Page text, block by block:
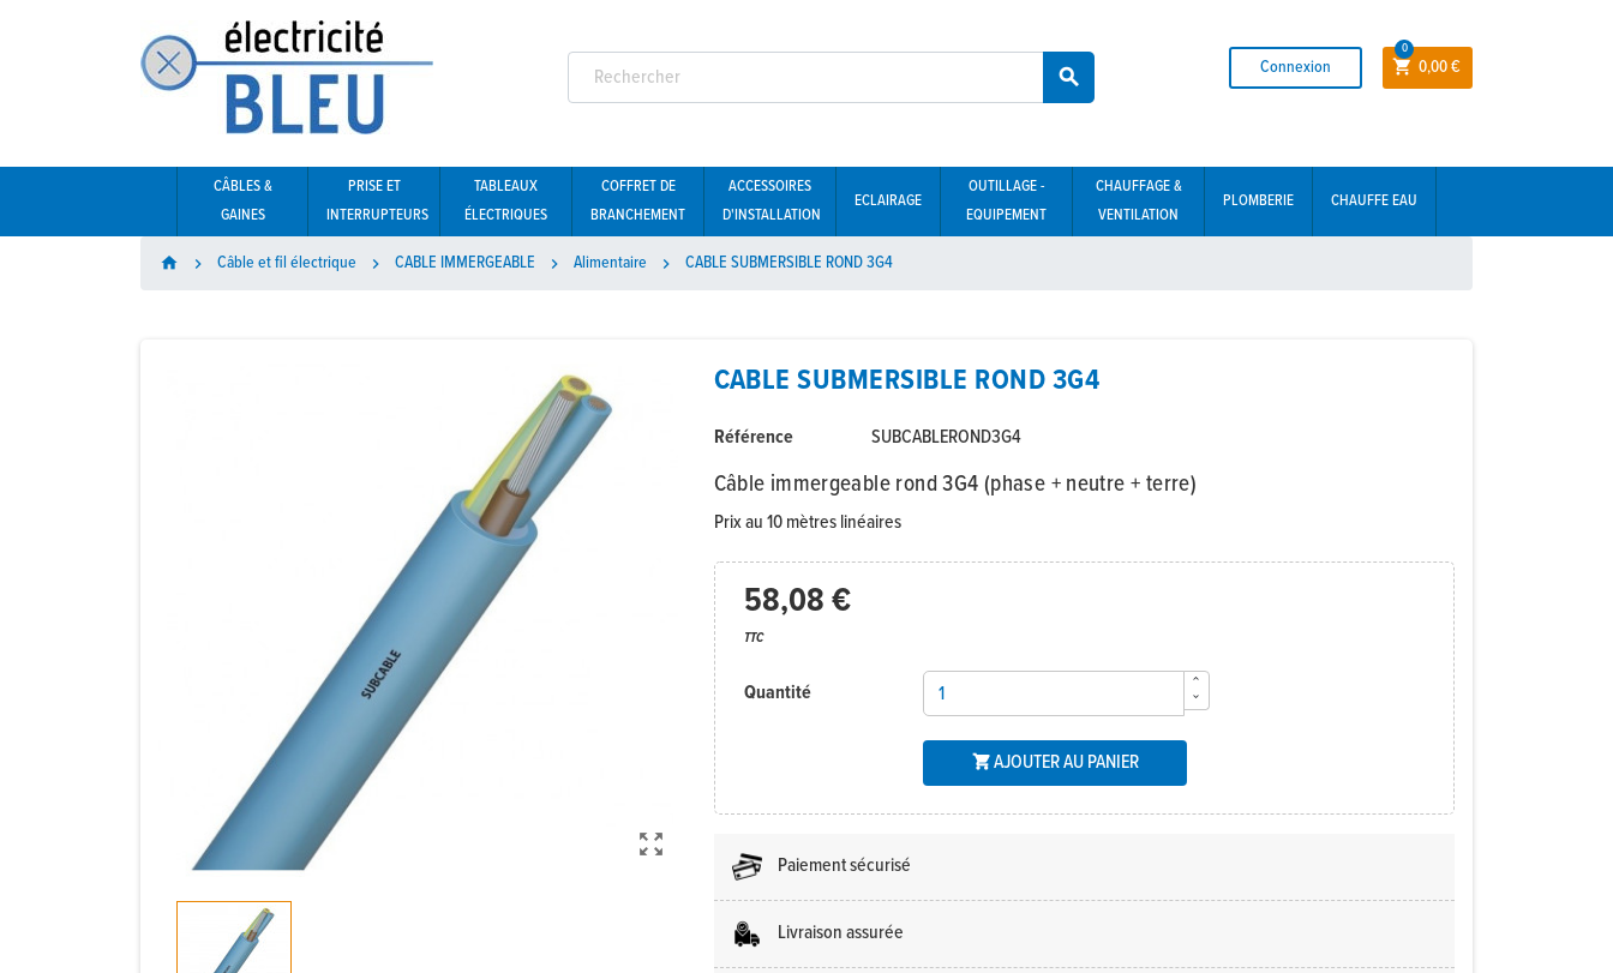
 Connexion  0,00 €
0
CÂBLES &
GAINES
PRISE ET
INTERRUPTEURS
TABLEAUX
ÉLECTRIQUES
COFFRET DE
BRANCHEMENT
ACCESSOIRES
D'INSTALLATION
ECLAIRAGE
OUTILLAGE -
EQUIPEMENT
CHAUFFAGE &
VENTILATION
PLOMBERIE CHAUFFE EAU
home  Câble et fil électrique  CABLE IMMERGEABLE  Alimentaire  CABLE SUBMERSIBLE ROND 3G4

CABLE SUBMERSIBLE ROND 3G4
Référence SUBCABLEROND3G4
Câble immergeable rond 3G4 (phase + neutre + terre)
Prix au 10 mètres linéaires
58,08 €
TTC
Quantité
AJOUTER AU PANIER
Paiement sécurisé
Livraison assurée